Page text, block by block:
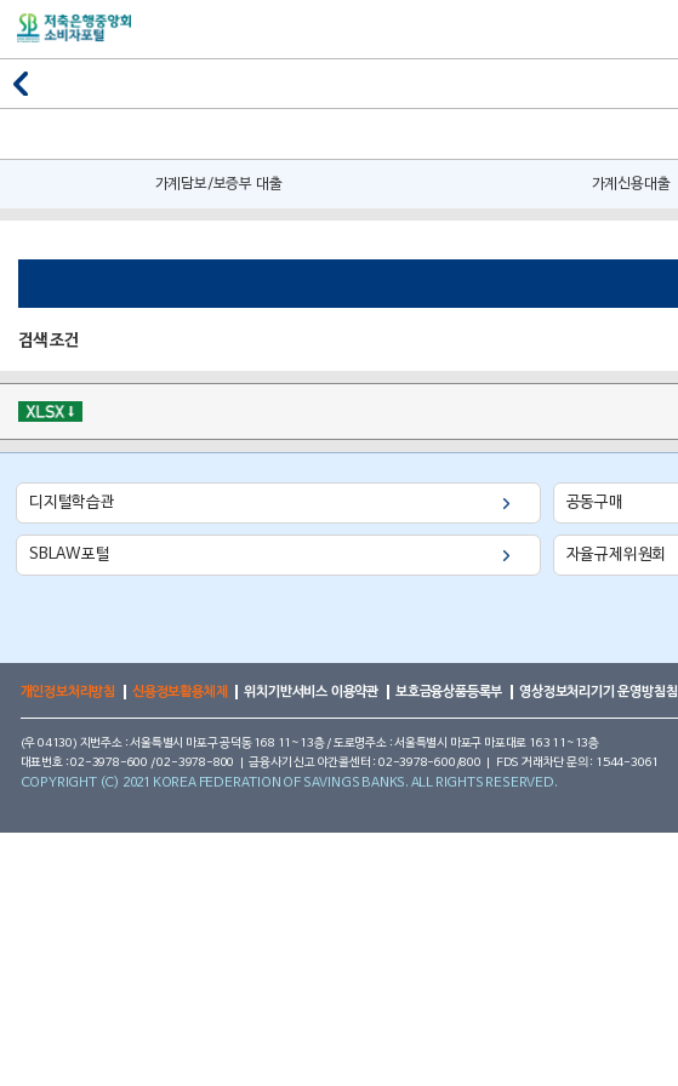
가계담보/보증부 대출 가계신용대출
검색 조건
디지털학습관 공동구매
SBLAW포털 자율규제위원회
개인정보처리방침 신용정보활용체제 위치기반서비스 이용약관 보호금융상품등록부 영상정보처리기기 운영방침침
(우 04130) 지번주소 : 서울특별시 마포구 공덕동 168 11~13층 / 도로명주소 : 서울특별시 마포구 마포대로 163 11~13층
대표번호 : 02-3978-600 / 02-3978-800 | 금융사기 신고 야간콜센터 : 02-3978-600/800 | FDS 거래차단 문의 : 1544-3061
COPYRIGHT (C) 2021 KOREA FEDERATION OF SAVINGS BANKS. ALL RIGHTS RESERVED.